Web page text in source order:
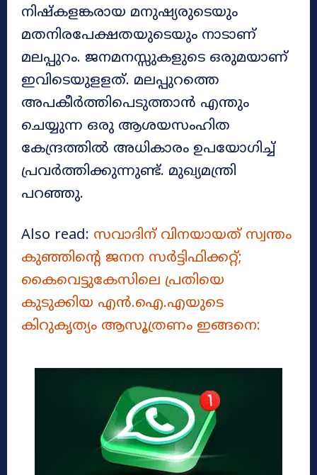
നിഷ്കളങ്കരായ മനുഷ്യരുടെയും
മതനിരപേക്ഷതയുടെയും നാടാണ്
മലപ്പുറം. ജനമനസ്സുകളുടെ ഒരുമയാണ്
ഇവിടെയുളളത്. മലപ്പുറത്തെ
അപകീർത്തിപെടുത്താൻ എന്തും
ചെയ്യുന്ന ഒരു ആശയസംഹിത
കേന്ദ്രത്തിൽ അധികാരം ഉപയോഗിച്ച്
പ്രവർത്തിക്കുന്നുണ്ട്. മുഖ്യമന്ത്രി
പറഞ്ഞു.
Also read: സവാദിന് വിനയായത് സ്വന്തം
കുഞ്ഞിന്റെ ജനന സർട്ടിഫിക്കറ്റ്;
കൈവെട്ടുകേസിലെ പ്രതിയെ
കുടുക്കിയ എൻ.ഐ.എയുടെ
കിറുകൃത്യം ആസൂത്രണം ഇങ്ങനെ: